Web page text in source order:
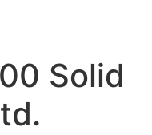
Solid